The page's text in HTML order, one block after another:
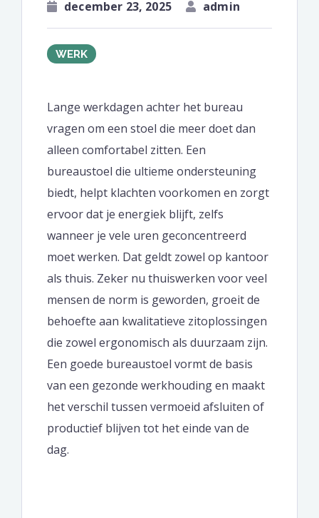
december 23, 2025 admin
WERK
Lange werkdagen achter het bureau
vragen om een stoel die meer doet dan
alleen comfortabel zitten. Een
bureaustoel die ultieme ondersteuning
biedt, helpt klachten voorkomen en zorgt
ervoor dat je energiek blijft, zelfs
wanneer je vele uren geconcentreerd
moet werken. Dat geldt zowel op kantoor
als thuis. Zeker nu thuiswerken voor veel
mensen de norm is geworden, groeit de
behoefte aan kwalitatieve zitoplossingen
die zowel ergonomisch als duurzaam zijn.
Een goede bureaustoel vormt de basis
van een gezonde werkhouding en maakt
het verschil tussen vermoeid afsluiten of
productief blijven tot het einde van de
dag.